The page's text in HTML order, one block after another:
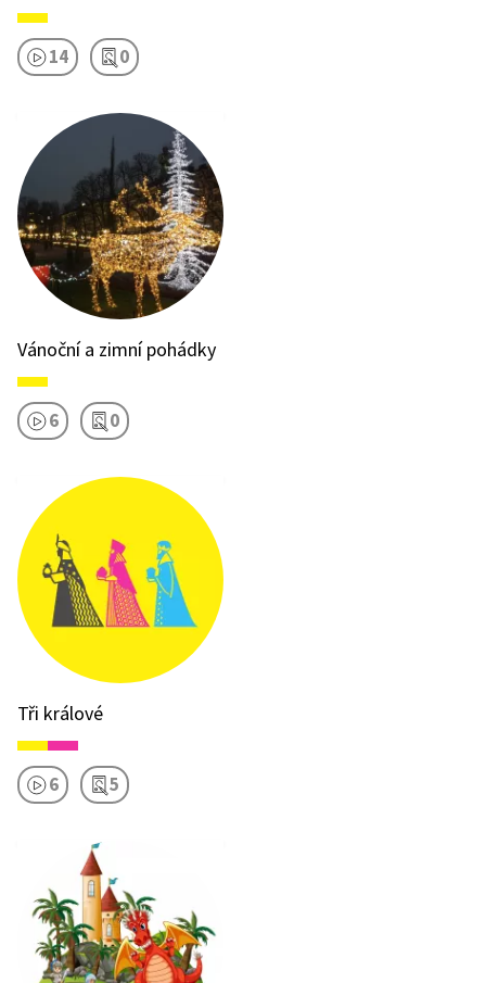
14 0
Vánoční a zimní pohádky
6 0
Tři králové
6 5